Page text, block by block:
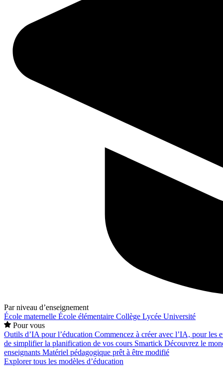
Par niveau d’enseignement
École maternelle École élémentaire Collège Lycée Université
Pour vous
Outils d’IA pour l’éducation Commencez à créer avec l’IA, pour les
de simplifier la planification de vos cours Smartick Découvrez le
enseignants Matériel pédagogique prêt à être modifié
Explorer tous les modèles d’éducation